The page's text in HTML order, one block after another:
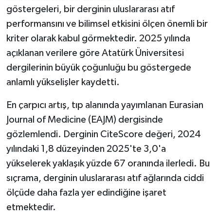
göstergeleri, bir derginin uluslararası atıf
performansını ve bilimsel etkisini ölçen önemli bir
kriter olarak kabul görmektedir. 2025 yılında
açıklanan verilere göre Atatürk Üniversitesi
dergilerinin büyük çoğunluğu bu göstergede
anlamlı yükselişler kaydetti.
En çarpıcı artış, tıp alanında yayımlanan Eurasian
Journal of Medicine (EAJM) dergisinde
gözlemlendi. Derginin CiteScore değeri, 2024
yılındaki 1,8 düzeyinden 2025'te 3,0'a
yükselerek yaklaşık yüzde 67 oranında ilerledi. Bu
sıçrama, derginin uluslararası atıf ağlarında ciddi
ölçüde daha fazla yer edindiğine işaret
etmektedir.
POLİTİKA
Sağlık
SİYASET
SPOR HABERLERİ
TEKNOLOJİ
Turizm
ÜLKE GÜNDEMİ
YEREL